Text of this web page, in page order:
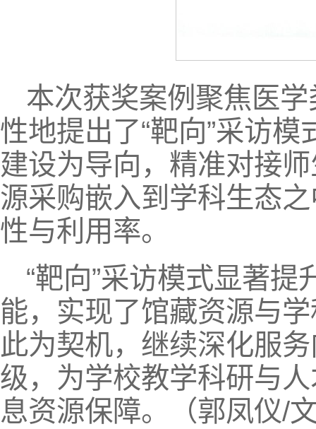
本次获奖案例聚焦医
性地提出了“靶向”采访
建设为导向，精准对接
源采购嵌入到学科生态
性与利用率。
“靶向”采访模式显著
能，实现了馆藏资源与
此为契机，继续深化服
级，为学校教学科研与
息资源保障。（郭凤仪/